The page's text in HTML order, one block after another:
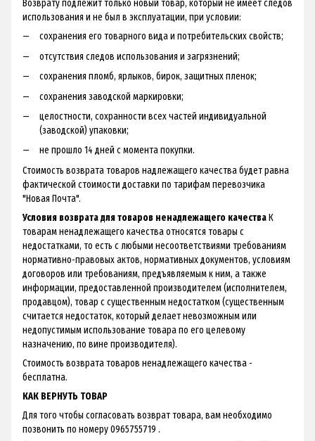
Возврату подлежит только новый товар, который не имеет следов
использования и не был в эксплуатации, при условии:
сохранения его товарного вида и потребительских свойств;
отсутствия следов использования и загрязнений;
сохранения пломб, ярлыков, бирок, защитных пленок;
сохранения заводской маркировки;
целостности, сохранности всех частей индивидуальной
(заводской) упаковки;
не прошло 14 дней с момента покупки.
Стоимость возврата товаров надлежащего качества будет равна
фактической стоимости доставки по тарифам перевозчика
"Новая Почта".
Условия возврата для товаров ненадлежащего качестваК
товарам ненадлежащего качества относятся товары с
недостатками, то есть с любыми несоответствиями требованиям
нормативно-правовых актов, нормативных документов, условиям
договоров или требованиям, предъявляемым к ним, а также
информации, предоставленной производителем (исполнителем,
продавцом), товар с существенным недостатком (существенным
считается недостаток, который делает невозможным или
недопустимым использование товара по его целевому
назначению, по вине производителя).
Стоимость возврата товаров ненадлежащего качества -
бесплатна.
КАК ВЕРНУТЬ ТОВАР
Для того чтобы согласовать возврат товара, вам необходимо
позвонить по номеру 0965755719 .